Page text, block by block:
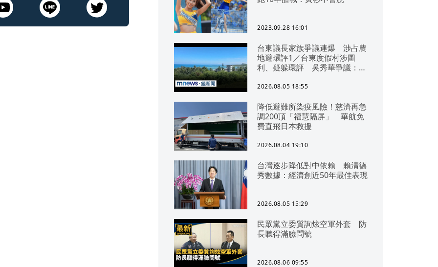
2023.09.28 16:01
台東議長家族爭議連爆 涉占農
地避環評1／台東度假村涉圖
利、疑躲環評 吳秀華爭議：概
2026.08.05 18:55
降低避難所染疫風險！慈濟再急
調200頂「福慧隔屏」 華航免
費直飛日本救援
2026.08.04 19:10
台灣逐步降低對中依賴 賴清德
秀數據：經濟創近50年最佳表現
2026.08.05 15:29
民眾黨立委質詢炫空軍外套 防
長聽得滿臉問號
2026.08.06 09:55